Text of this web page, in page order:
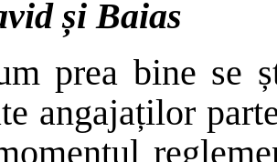
și Baias
prea bine se
angajaților